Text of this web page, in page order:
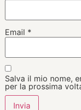
Email *
Salva il mio nome,
per la prossima